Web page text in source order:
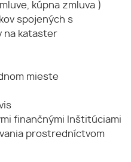
kúpna zmluva )
spojených s
na kataster
mieste
finančnými Inštitúciami
prostredníctvom